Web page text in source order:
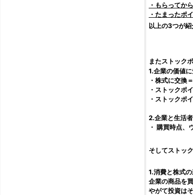
・もらってか
・たまったポ
以上の3つが紹
またストック
1.企業の価値
・ 株式に交換
・ ストックポ
・ ストックポ
2.企業と生活
・ 購買時点、
そしてストッ
1.消費と株式の
企業の商品を
やがて投資は